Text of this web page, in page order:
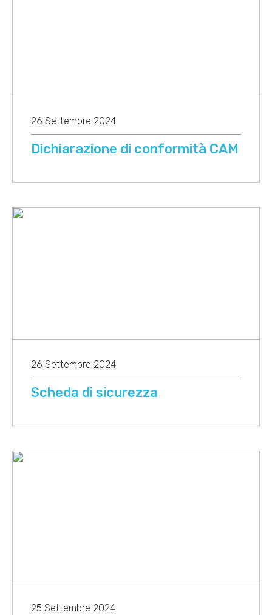
26 Settembre 2024
Dichiarazione di conformità CAM
26 Settembre 2024
Scheda di sicurezza
25 Settembre 2024